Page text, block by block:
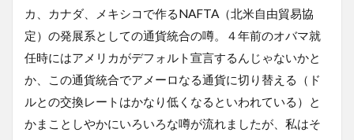
カ、カナダ、メキシコで作るNAFTA（北米自由貿易協
定）の発展系としての通貨統合の噂。４年前のオバマ就
任時にはアメリカがデフォルト宣言するんじゃないかと
か、この通貨統合でアメーロなる通貨に切り替える（ド
ルとの交換レートはかなり低くなるといわれている）と
かまことしやかにいろいろな噂が流れましたが、私はそ